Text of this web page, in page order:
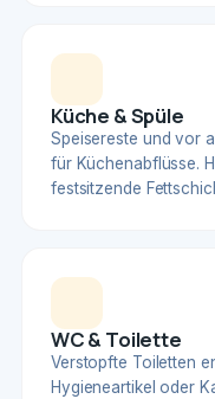
Küche & Spüle
Speisereste und vor
für Küchenabflüsse.
festsitzende
WC & Toilette
Verstopfte Toiletten
Hygieneartikel oder